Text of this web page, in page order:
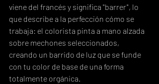
viene del francés y significa "barrer", lo
que describe a la perfección cómo se
trabaja: el colorista pinta a mano alzada
sobre mechones seleccionados,
creando un barrido de luz que se funde
con tu color de base de una forma
totalmente orgánica.